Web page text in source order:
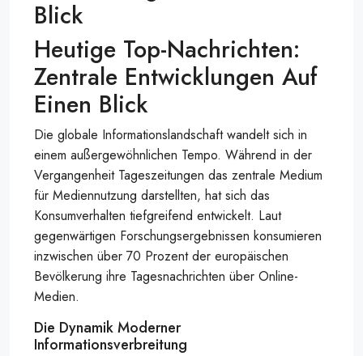
Blick
Heutige Top-Nachrichten:
Zentrale Entwicklungen Auf
Einen Blick
Die globale Informationslandschaft wandelt sich in
einem außergewöhnlichen Tempo. Während in der
Vergangenheit Tageszeitungen das zentrale Medium
für Mediennutzung darstellten, hat sich das
Konsumverhalten tiefgreifend entwickelt. Laut
gegenwärtigen Forschungsergebnissen konsumieren
inzwischen über 70 Prozent der europäischen
Bevölkerung ihre Tagesnachrichten über Online-
Medien.
Die Dynamik Moderner
Informationsverbreitung